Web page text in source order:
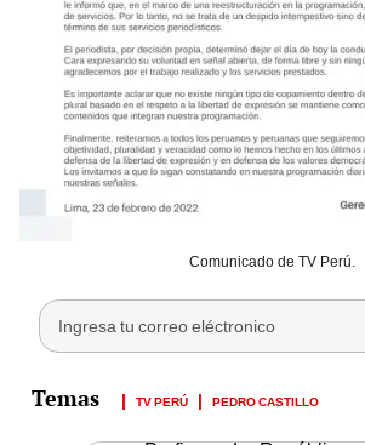
Comunicado de TV Perú.
TV PERÚ PEDRO CASTILLO